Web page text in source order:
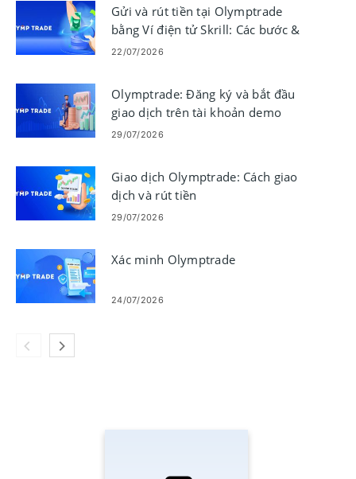
Gửi và rút tiền tại Olymptrade
bằng Ví điện tử Skrill: Các bước &
giới hạn
22/07/2026
Olymptrade: Đăng ký và bắt đầu
giao dịch trên tài khoản demo
29/07/2026
Giao dịch Olymptrade: Cách giao
dịch và rút tiền
29/07/2026
Xác minh Olymptrade
24/07/2026